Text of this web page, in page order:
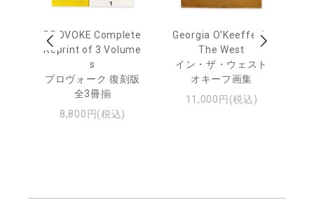
PROVOKE Complete
Reprint of 3 Volume
s
プロヴォーク 復刻版
全3冊揃
8,800円(税込)
Georgia O'Keeffe: In
The West
イン・ザ・ウェスト
オキーフ画集
11,000円(税込)